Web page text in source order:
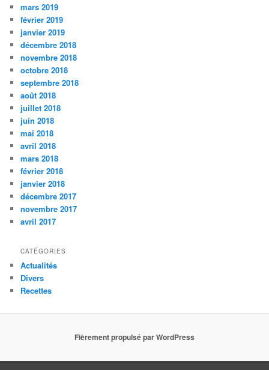
mars 2019
février 2019
janvier 2019
décembre 2018
novembre 2018
octobre 2018
septembre 2018
août 2018
juillet 2018
juin 2018
mai 2018
avril 2018
mars 2018
février 2018
janvier 2018
décembre 2017
novembre 2017
avril 2017
CATÉGORIES
Actualités
Divers
Recettes
Fièrement propulsé par WordPress